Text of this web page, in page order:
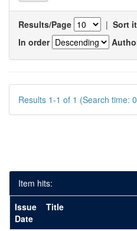
Results/Page | Sort
In order
Results 1-1 of 1 (Search time:
Item hits:
Issue
Date
Title